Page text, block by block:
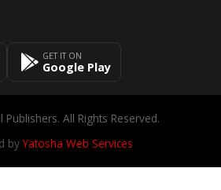
GET IT ON
Google Play
All Rights Reserved.
byYatosha Web Services